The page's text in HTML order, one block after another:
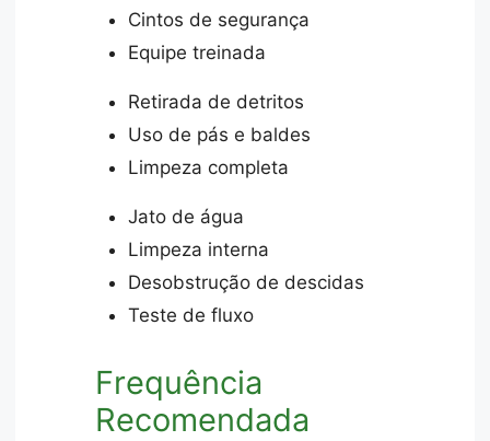
Cintos de segurança
Equipe treinada
Retirada de detritos
Uso de pás e baldes
Limpeza completa
Jato de água
Limpeza interna
Desobstrução de descidas
Teste de fluxo
Frequência
Recomendada